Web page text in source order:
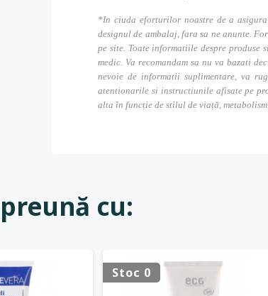
*In ciuda eforturilor noastre de a
designul de ambalaj, fara sa ne anunte.
pe site. Toate informatiile despre
medic. Va recomandam sa nu va bazati
nevoie de informatii suplimentare, va
atentionarile si instructiunile afisate pe
alta în funcție de stilul de viață,
cu:
Stoc 0